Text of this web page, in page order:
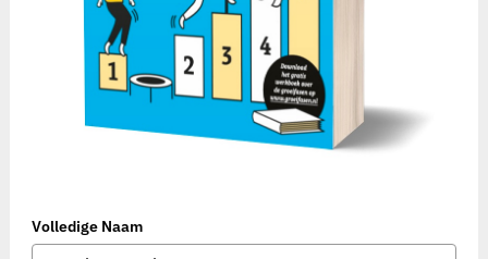
Volledige Naam